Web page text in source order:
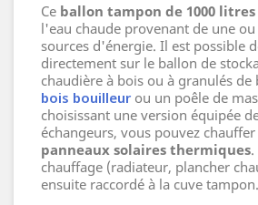
Ce ballon tampon de 1000 litres
l'eau chaude provenant de une
sources d'énergie. Il est possible
directement sur le ballon de
chaudière à bois ou à granulés de
bois bouilleur ou un poêle de
choisissant une version équipée
échangeurs, vous pouvez
panneaux solaires thermiques
chauffage (radiateur, plancher
ensuite raccordé à la cuve tampon.